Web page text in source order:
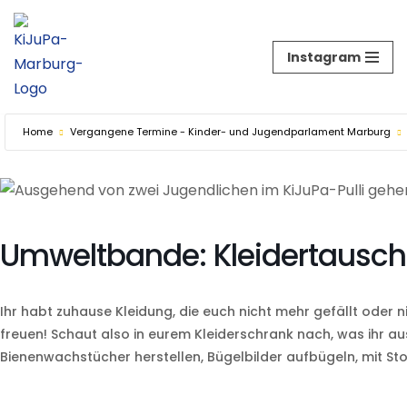
Zum
Inhalt
springen
Instagram
Home Vergangene Termine - Kinder- und Jugendparlament Marburg
Umweltbande:
Ihr habt zuhause Kleidung, die euch nicht mehr gefällt oder
freuen! Schaut also in eurem Kleiderschrank nach, was ihr
Bienenwachstücher herstellen, Bügelbilder aufbügeln, mit